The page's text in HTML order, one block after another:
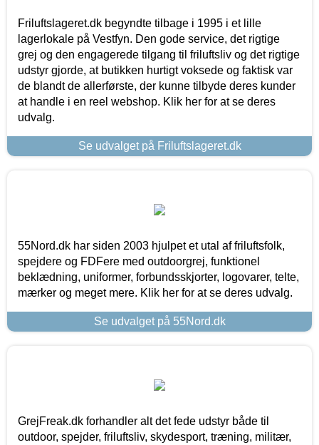
Friluftslageret.dk begyndte tilbage i 1995 i et lille
lagerlokale på Vestfyn. Den gode service, det rigtige
grej og den engagerede tilgang til friluftsliv og det rigtige
udstyr gjorde, at butikken hurtigt voksede og faktisk var
de blandt de allerførste, der kunne tilbyde deres kunder
at handle i en reel webshop. Klik her for at se deres
udvalg.
Se udvalget på Friluftslageret.dk
55Nord.dk har siden 2003 hjulpet et utal af friluftsfolk,
spejdere og FDFere med outdoorgrej, funktionel
beklædning, uniformer, forbundsskjorter, logovarer, telte,
mærker og meget mere. Klik her for at se deres udvalg.
Se udvalget på 55Nord.dk
GrejFreak.dk forhandler alt det fede udstyr både til
outdoor, spejder, friluftsliv, skydesport, træning, militær,